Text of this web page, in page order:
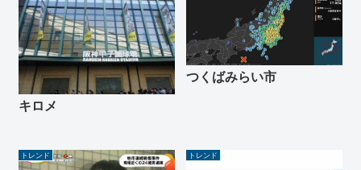
キロメ
つくばみらい市
トレンド トレンド